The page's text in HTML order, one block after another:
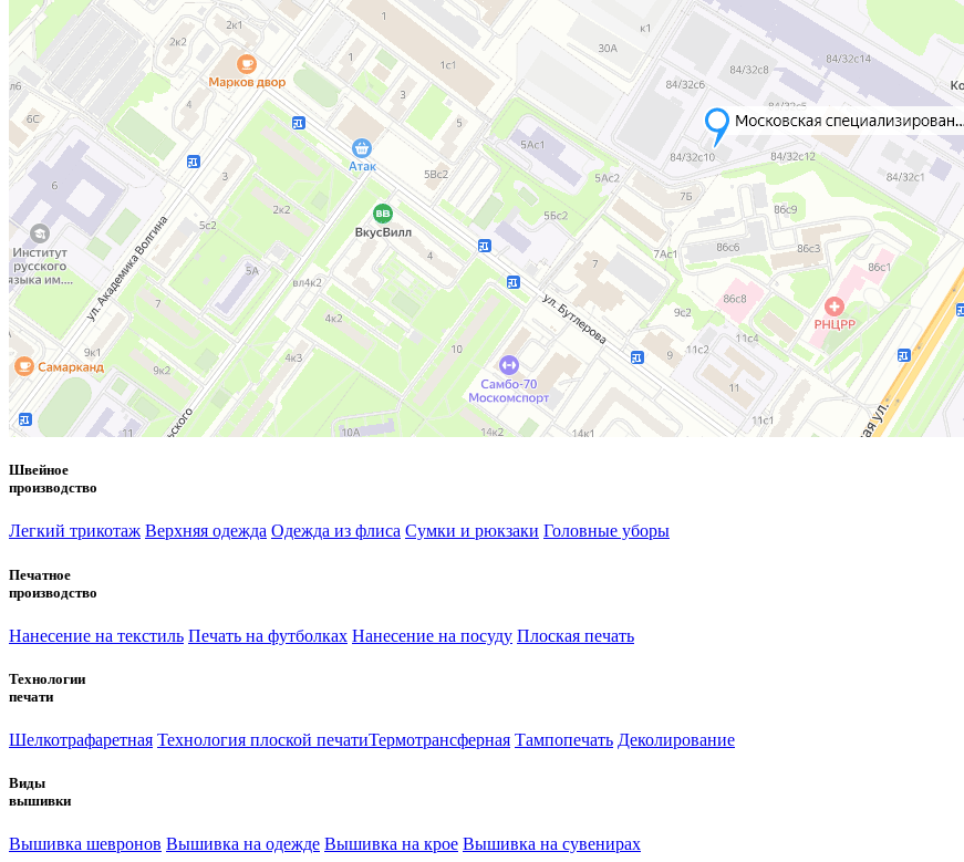
Швейное
производство
Легкий трикотаж Верхняя одежда Одежда из флиса Сумки и рюкзаки Головные уборы
Печатное
производство
Нанесение на текстиль Печать на футболках Нанесение на посуду Плоская печать
Технологии
печати
Шелкотрафаретная Технология плоской печатиТермотрансферная Тампопечать Деколирование
Виды
вышивки
Вышивка шевронов Вышивка на одежде Вышивка на крое Вышивка на сувенирах